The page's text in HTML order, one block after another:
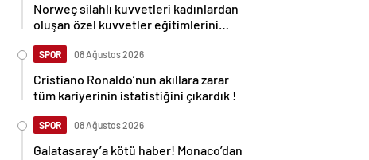
Norweç silahlı kuvvetleri kadınlardan
oluşan özel kuvvetler eğitimlerini
SPOR 08 Ağustos 2026
Cristiano Ronaldo’nun akıllara zarar
tüm kariyerinin istatistiğini çıkardık !
SPOR 08 Ağustos 2026
Galatasaray’a kötü haber! Monaco’dan